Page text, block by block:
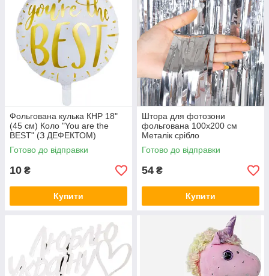
Фольгована кулька КНР 18"
(45 см) Коло "You are the
BEST" (З ДЕФЕКТОМ)
Готово до відправки
10 ₴
Купити
Штора для фотозони
фольгована 100х200 см
Металік срібло
Готово до відправки
54 ₴
Купити